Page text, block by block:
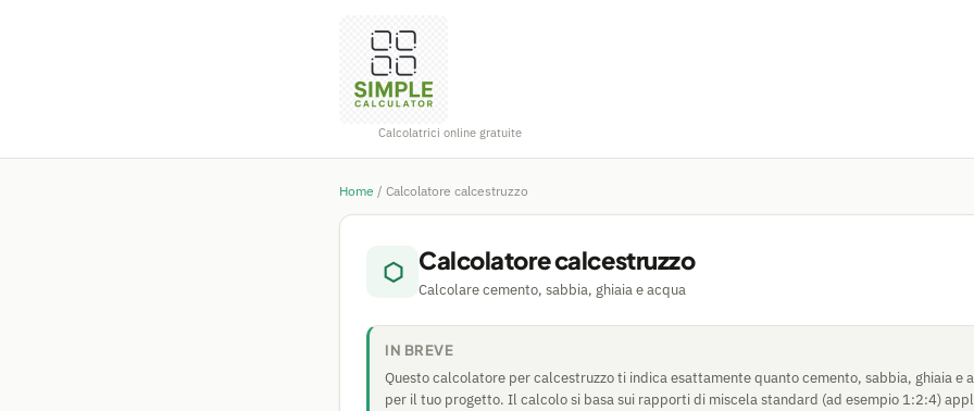
Calcolatrici online gratuite
Home / Calcolatore calcestruzzo
⬡ Calcolatore calcestruzzo
Calcolare cemento, sabbia, ghiaia e acqua
IN BREVE
Questo calcolatore per calcestruzzo ti indica esattamente quanto cemento, sabbia, ghiaia e
per il tuo progetto. Il calcolo si basa sui rapporti di miscela standard (ad esempio 1:2:4)